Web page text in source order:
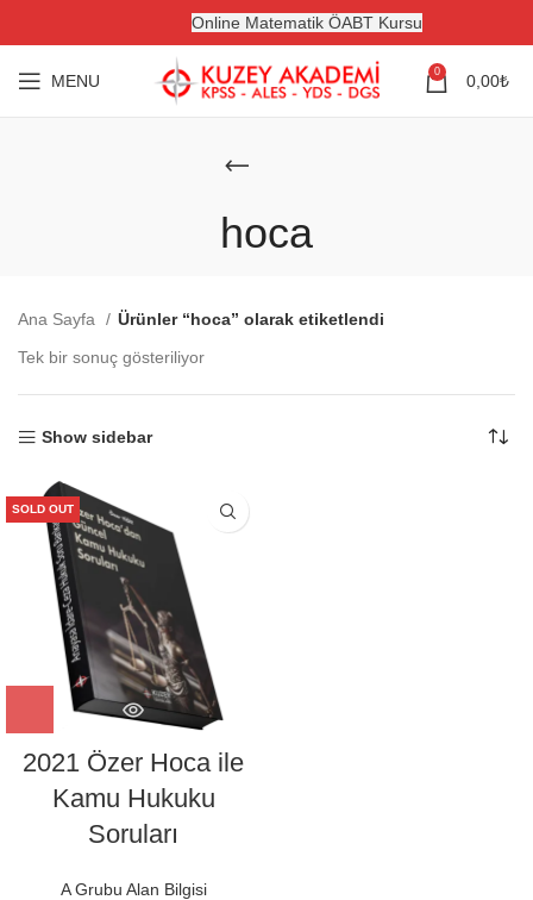
Online Matematik ÖABT Kursu
MENU 0 0,00₺
hoca
Ana Sayfa
Ürünler “hoca” olarak etiketlendi
Tek bir sonuç gösteriliyor
Show sidebar
SOLD OUT
2021 Özer Hoca ile
Kamu Hukuku
Soruları
A Grubu Alan Bilgisi